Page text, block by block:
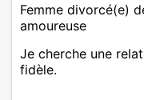
Femme divorcé(e)
amoureuse
Je cherche une
fidèle.